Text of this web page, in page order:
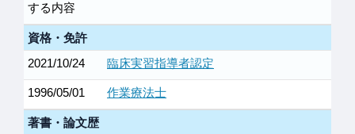
する内容
資格・免許
2021/10/24
臨床実習指導者認定
1996/05/01 作業療法士
著書・論文歴